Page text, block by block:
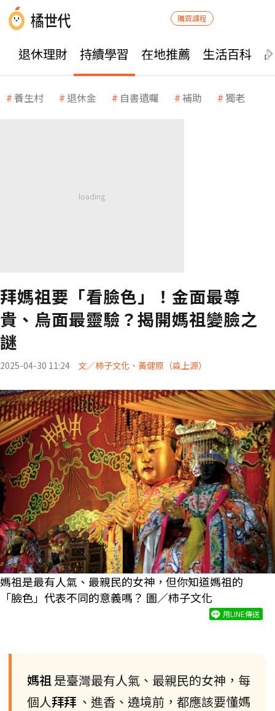
購買課程
退休理財 持續學習 在地推薦 生活百科
養生村 退休金 自書遺囑 補助 獨老
拜媽祖要「看臉色」！金面最尊
貴、烏面最靈驗？揭開媽祖變臉之
謎
2025-04-30 11:24 文／柿子文化、黃健原（淼上源）
媽祖是最有人氣、最親民的女神，但你知道媽祖的
「臉色」代表不同的意義嗎？ 圖／柿子文化
用LINE傳送
媽祖是臺灣最有人氣、最親民的女神，每
個人拜拜 、進香、遶境前，都應該要懂媽